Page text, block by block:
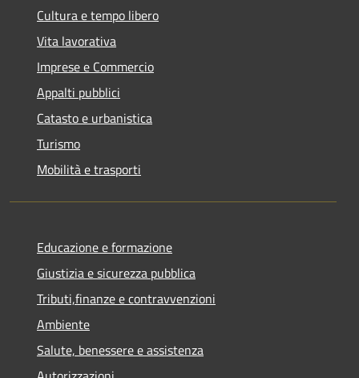
Cultura e tempo libero
Vita lavorativa
Imprese e Commercio
Appalti pubblici
Catasto e urbanistica
Turismo
Mobilità e trasporti
Educazione e formazione
Giustizia e sicurezza pubblica
Tributi,finanze e contravvenzioni
Ambiente
Salute, benessere e assistenza